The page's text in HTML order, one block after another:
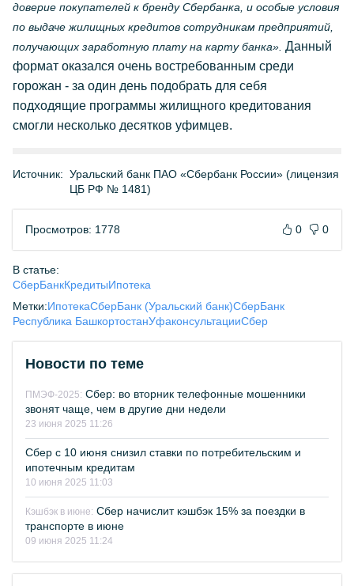
доверие покупателей к бренду Сбербанка, и особые условия
по выдаче жилищных кредитов сотрудникам предприятий,
получающих заработную плату на карту банка». Данный
формат оказался очень востребованным среди
горожан - за один день подобрать для себя
подходящие программы жилищного кредитования
смогли несколько десятков уфимцев.
Источник: Уральский банк ПАО «Сбербанк России» (лицензия
ЦБ РФ № 1481)
Просмотров: 1778 0 0
В статье:
СберБанкКредитыИпотека
Метки:ИпотекаСберБанк (Уральский банк)СберБанк
Республика БашкортостанУфаконсультацииСбер
Новости по теме
ПМЭФ-2025: Сбер: во вторник телефонные мошенники
звонят чаще, чем в другие дни недели
23 июня 2025 11:26
Сбер с 10 июня снизил ставки по потребительским и
ипотечным кредитам
10 июня 2025 11:03
Кэшбэк в июне: Сбер начислит кэшбэк 15% за поездки в
транспорте в июне
09 июня 2025 11:24